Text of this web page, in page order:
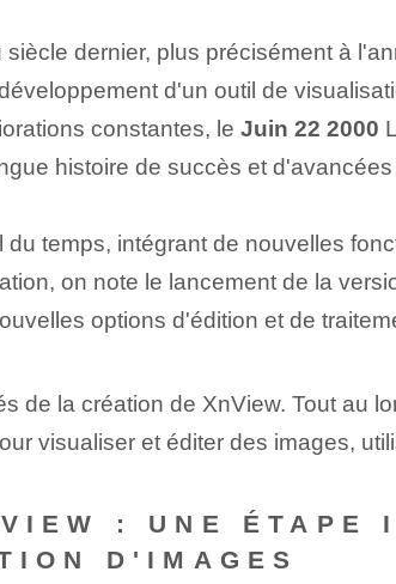
dernier, plus précisément à
d'un outil de
constantes, le Juin 22 2000
histoire de succès et
temps, intégrant de nouvelles
on note le lancement de la
options d'édition et de
de la création de XnView. Tout au
visualiser et éditer des images,
: UNE ÉTAPE
D'IMAGES